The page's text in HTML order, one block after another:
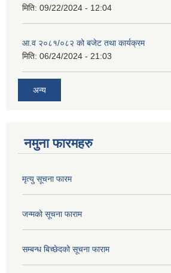
मिति: 09/22/2024 - 12:04
आ.व २०८१/०८२ को बजेट तथा कार्यक्रम
मिति: 06/24/2024 - 21:03
अन्य
नमुना फारमहरु
मृत्यु सूचना फारम
जन्मको सूचना फाराम
सम्बन्ध बिच्छेदको सूचना फाराम